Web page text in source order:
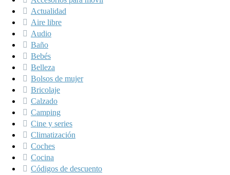
Actualidad
Aire libre
Audio
Baño
Bebés
Belleza
Bolsos de mujer
Bricolaje
Calzado
Camping
Cine y series
Climatización
Coches
Cocina
Códigos de descuento